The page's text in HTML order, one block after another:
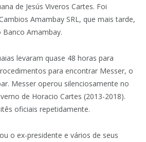
de Jesús Viveros Cartes. Foi
Amambay SRL, que mais tarde,
Banco Amambay.
levaram quase 48 horas para
para encontrar Messer, o
Messer operou silenciosamente no
de Horacio Cartes (2013-2018).
oficiais repetidamente.
o ex-presidente e vários de seus